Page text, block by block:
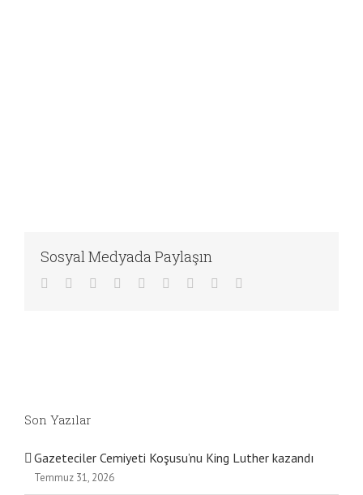
Sosyal Medyada Paylaşın
Facebook
TwitterLinkedIn
Reddit WhatsApp
TumblrPinterest
Son Yazılar
Gazeteciler Cemiyeti Koşusu’nu King Luther kazandı
Temmuz 31, 2026